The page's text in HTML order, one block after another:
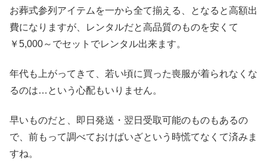
お葬式参列アイテムを一から全て揃える、となると高額出
費になりますが、レンタルだと高品質のものを安くて
￥5,000～でセットでレンタル出来ます。
年代も上がってきて、若い頃に買った喪服が着られなくな
るのは…という心配もいりません。
早いものだと、即日発送・翌日受取可能のものもあるの
で、前もって調べておけばいざという時慌てなくて済みま
すね。